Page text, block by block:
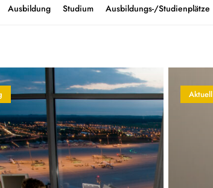
Ausbildung Studium Ausbildungs-/Studienplätze
Aktuell